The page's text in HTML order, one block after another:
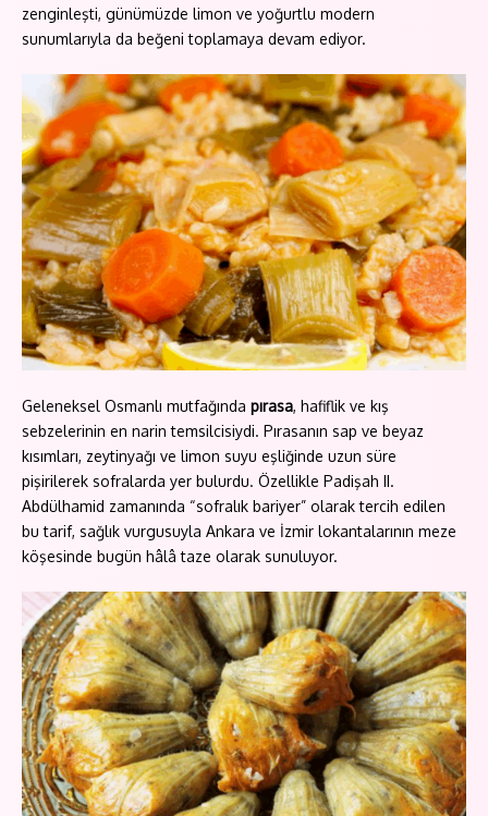
zenginleşti, günümüzde limon ve yoğurtlu modern
sunumlarıyla da beğeni toplamaya devam ediyor.
Geleneksel Osmanlı mutfağında pırasa, hafiflik ve kış
sebzelerinin en narin temsilcisiydi. Pırasanın sap ve beyaz
kısımları, zeytinyağı ve limon suyu eşliğinde uzun süre
pişirilerek sofralarda yer bulurdu. Özellikle Padişah II.
Abdülhamid zamanında “sofralık bariyer” olarak tercih edilen
bu tarif, sağlık vurgusuyla Ankara ve İzmir lokantalarının meze
köşesinde bugün hâlâ taze olarak sunuluyor.